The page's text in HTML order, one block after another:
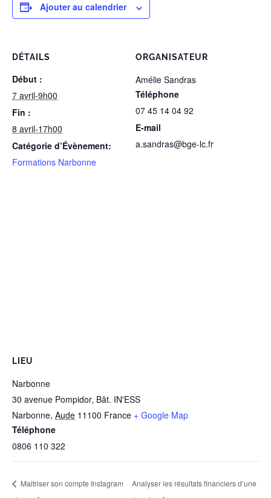
Ajouter au calendrier
DÉTAILS
Début :
7 avril-9h00
Fin :
8 avril-17h00
Catégorie d’Évènement:
Formations Narbonne
ORGANISATEUR
Amélie Sandras
Téléphone
07 45 14 04 92
E-mail
a.sandras@bge-lc.fr
LIEU
Narbonne
30 avenue Pompidor, Bât. IN'ESS
Narbonne, Aude 11100 France + Google Map
Téléphone
0806 110 322
Maitriser son compte Instagram
Analyser les résultats financiers d’une